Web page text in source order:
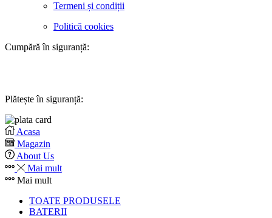
Termeni și condiții
Politică cookies
Cumpără în siguranță:
Plătește în siguranță:
Acasa
Magazin
About Us
Mai mult
Mai mult
TOATE PRODUSELE
BATERII